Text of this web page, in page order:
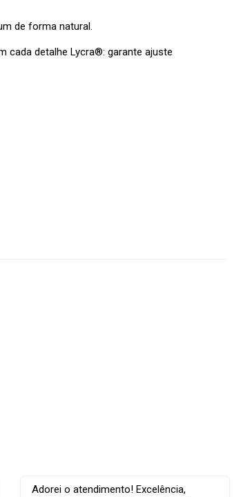
de forma natural.
cada detalhe Lycra®: garante ajuste
Adorei o atendimento! Excelência,